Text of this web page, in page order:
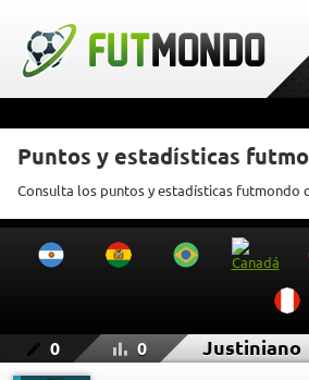
Puntos y estadísticas
Consulta los puntos y estadísticas futmondo
0 0 Justiniano